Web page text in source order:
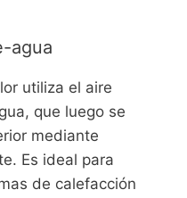
agua
utiliza el aire
que luego se
mediante
Es ideal para
de calefacción